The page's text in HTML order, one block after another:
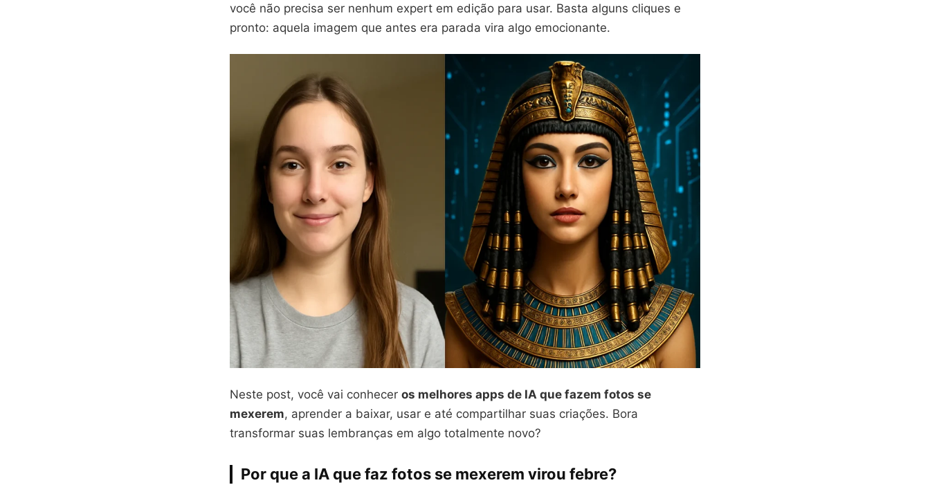
você não precisa ser nenhum expert em edição para usar. Basta alguns cliques e
pronto: aquela imagem que antes era parada vira algo emocionante.
Neste post, você vai conhecer os melhores apps de IA que fazem fotos se
mexerem, aprender a baixar, usar e até compartilhar suas criações. Bora
transformar suas lembranças em algo totalmente novo?
Por que a IA que faz fotos se mexerem virou febre?